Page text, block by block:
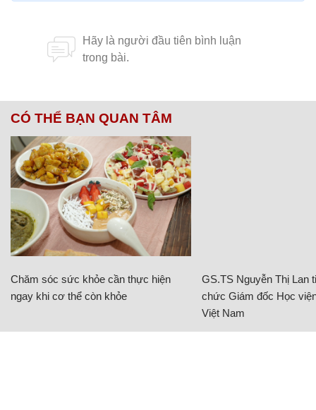
CÓ THỂ BẠN QUAN TÂM
Chăm sóc sức khỏe cần thực hiện
ngay khi cơ thể còn khỏe
GS.TS Nguyễn Thị Lan
chức Giám đốc Học
Việt Nam